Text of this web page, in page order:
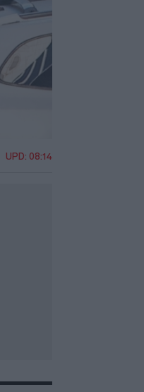
UPD: 08:14